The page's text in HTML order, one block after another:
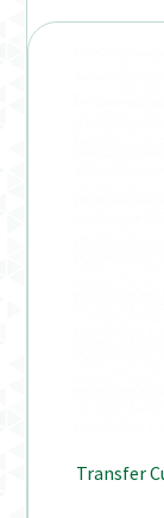
Transfer